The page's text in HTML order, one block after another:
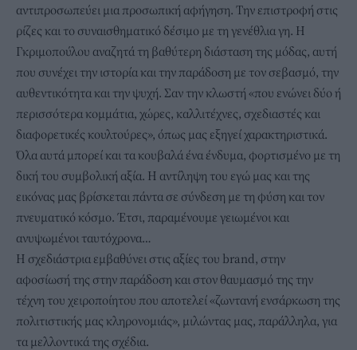
αντιπροσωπεύει μια προσωπική αφήγηση. Την επιστροφή στις
ρίζες και το συναισθηματικό δέσιμο με τη γενέθλια γη. Η
Γκριμοπούλου αναζητά τη βαθύτερη διάσταση της μόδας, αυτή
που συνέχει την ιστορία και την παράδοση με τον σεβασμό, την
αυθεντικότητα και την ψυχή. Σαν την κλωστή «που ενώνει δύο ή
περισσότερα κομμάτια, χώρες, καλλιτέχνες, σχεδιαστές και
διαφορετικές κουλτούρες», όπως μας εξηγεί χαρακτηριστικά.
Όλα αυτά μπορεί και τα κουβαλά ένα ένδυμα, φορτισμένο με τη
δική του συμβολική αξία. Η αντίληψη του εγώ μας και της
εικόνας μας βρίσκεται πάντα σε σύνδεση με τη φύση και τον
πνευματικό κόσμο. Έτσι, παραμένουμε γειωμένοι και
ανυψωμένοι ταυτόχρονα…
Η σχεδιάστρια εμβαθύνει στις αξίες του brand, στην
αφοσίωσή της στην παράδοση και στον θαυμασμό της την
τέχνη του χειροποίητου που αποτελεί «ζωντανή ενσάρκωση της
πολιτιστικής μας κληρονομιάς», μιλώντας μας, παράλληλα, για
τα μελλοντικά της σχέδια.